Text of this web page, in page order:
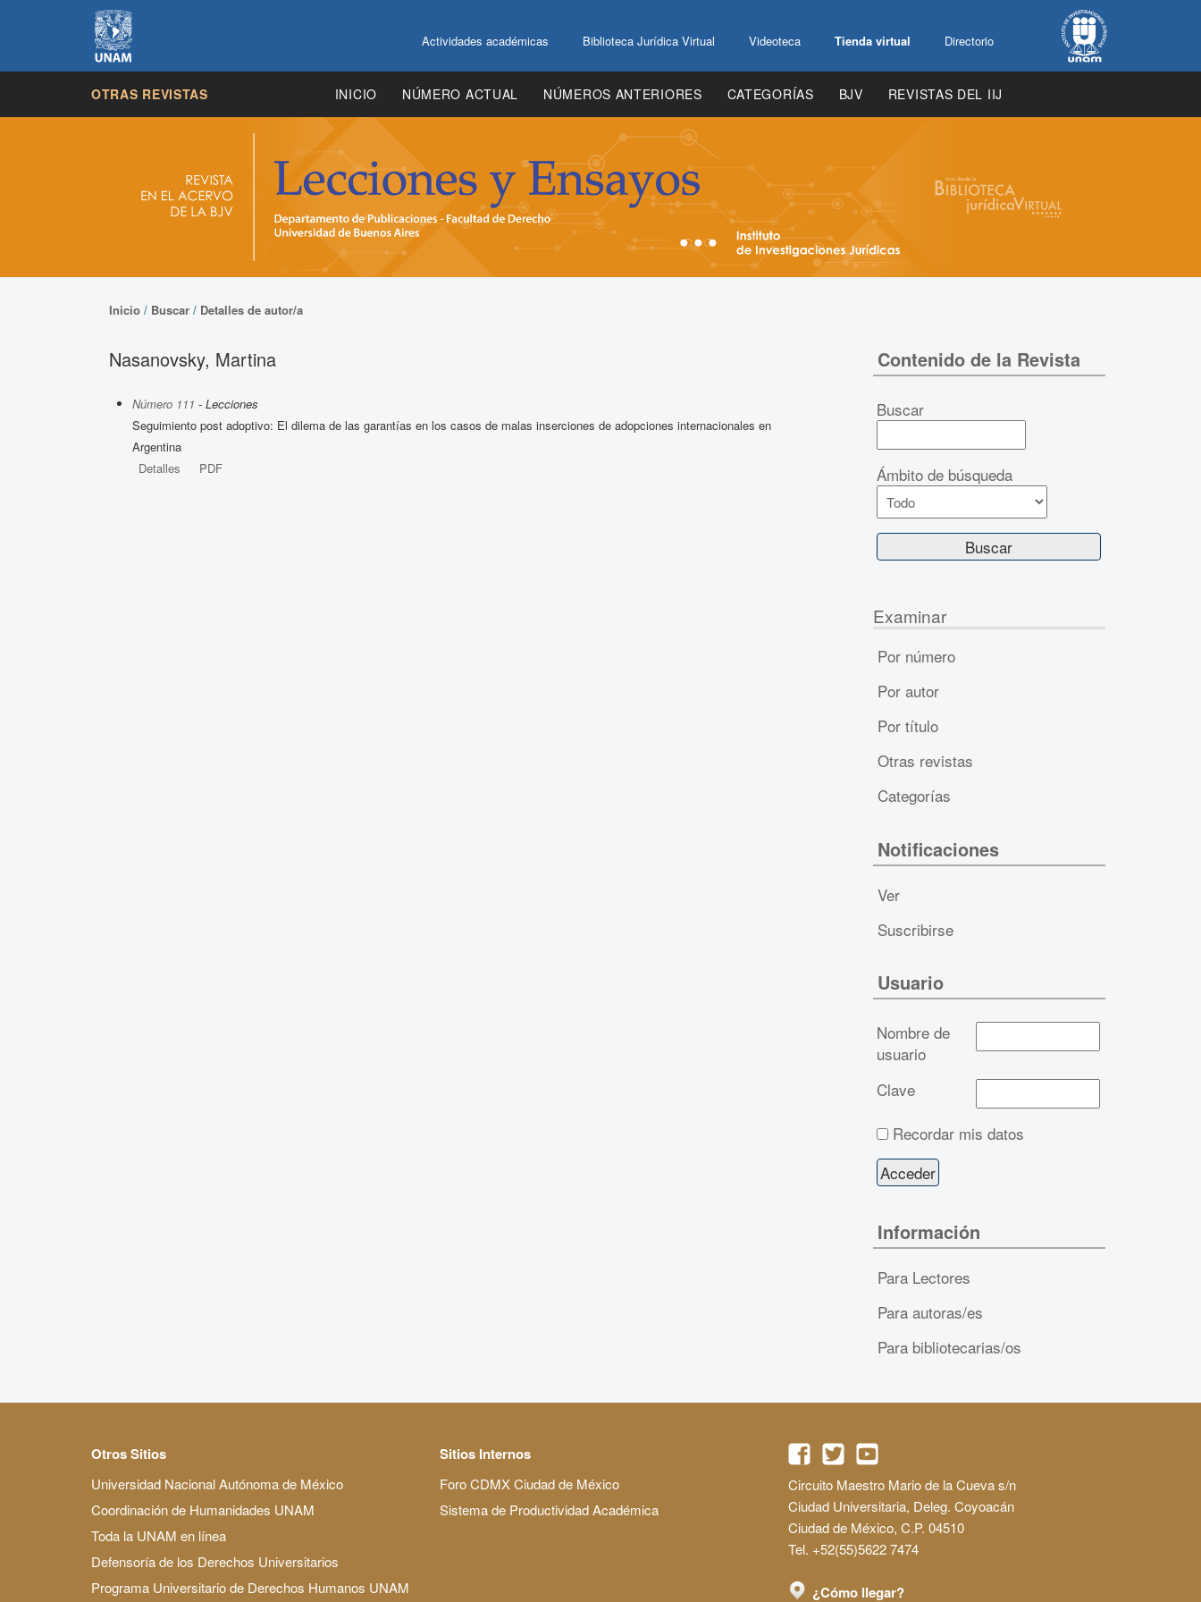
Actividades académicas Biblioteca Jurídica Virtual Videoteca Tienda virtual Directorio
OTRAS REVISTAS INICIO NÚMERO ACTUAL NÚMEROS ANTERIORES CATEGORÍAS BJV REVISTAS DEL IIJ
Inicio / Buscar / Detalles de autor/a
Nasanovsky, Martina
Número 111 - Lecciones
Seguimiento post adoptivo: El dilema de las garantías en los casos de malas inserciones de adopciones internacionales en
Argentina
Detalles
PDF
Contenido de la Revista
Buscar
Ámbito de búsqueda
Examinar
Por número
Por autor
Por título
Otras revistas
Categorías
Notificaciones
Ver
Suscribirse
Usuario
Nombre de
usuario
Clave
Recordar mis datos
Información
Para Lectores
Para autoras/es
Para bibliotecarias/os
Otros Sitios
Universidad Nacional Autónoma de México
Coordinación de Humanidades UNAM
Toda la UNAM en línea
Defensoría de los Derechos Universitarios
Programa Universitario de Derechos Humanos UNAM
Sitios Internos
Foro CDMX Ciudad de México
Sistema de Productividad Académica
Circuito Maestro Mario de la Cueva s/n
Ciudad Universitaria, Deleg. Coyoacán
Ciudad de México, C.P. 04510
Tel. +52(55)5622 7474
¿Cómo llegar?